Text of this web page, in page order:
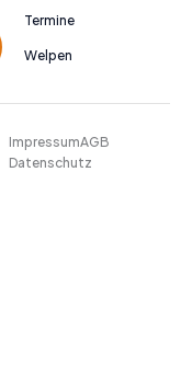
Termine
Welpen
ImpressumAGB
Datenschutz